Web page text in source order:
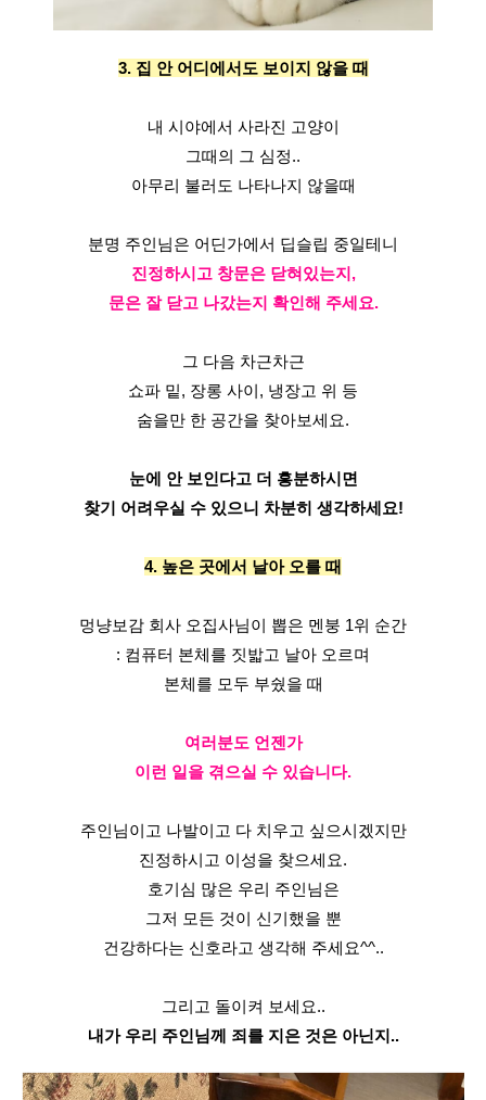
3. 집 안 어디에서도 보이지 않을 때
내 시야에서 사라진 고양이
그때의 그 심정..
아무리 불러도 나타나지 않을때
분명 주인님은 어딘가에서 딥슬립 중일테니
진정하시고 창문은 닫혀있는지,
문은 잘 닫고 나갔는지 확인해 주세요.
그 다음 차근차근
쇼파 밑, 장롱 사이, 냉장고 위 등
숨을만 한 공간을 찾아보세요.
눈에 안 보인다고 더 흥분하시면
찾기 어려우실 수 있으니 차분히 생각하세요!
4. 높은 곳에서 날아 오를 때
멍냥보감 회사 오집사님이 뽑은 멘붕 1위 순간
: 컴퓨터 본체를 짓밟고 날아 오르며
본체를 모두 부쉈을 때
여러분도 언젠가
이런 일을 겪으실 수 있습니다.
주인님이고 나발이고 다 치우고 싶으시겠지만
진정하시고 이성을 찾으세요.
호기심 많은 우리 주인님은
그저 모든 것이 신기했을 뿐
건강하다는 신호라고 생각해 주세요^^..
그리고 돌이켜 보세요..
내가 우리 주인님께 죄를 지은 것은 아닌지..